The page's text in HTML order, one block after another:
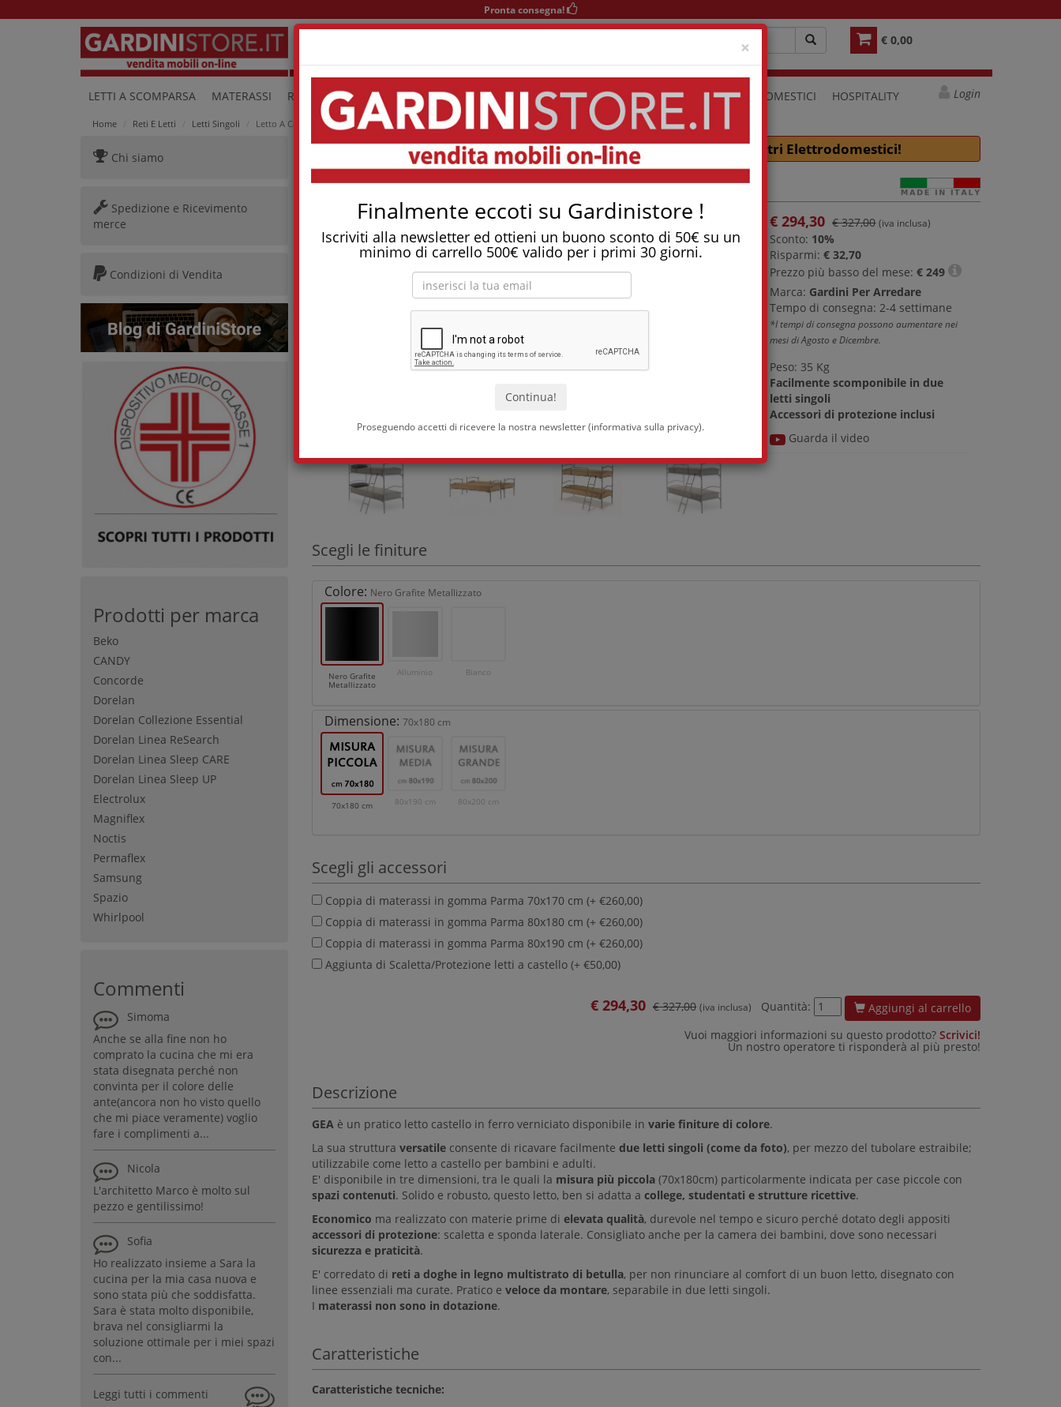
×
Finalmente eccoti su Gardinistore !
Iscriviti alla newsletter ed ottieni un buono sconto di 50€ su un
minimo di carrello 500€ valido per i primi 30 giorni.
Proseguendo accetti di ricevere la nostra newsletter (informativa sulla privacy).
Pronta consegna!
€ 0,00
LETTI A SCOMPARSA MATERASSI RETI E LETTI Area KIDS SOGGIORNO TAVOLI SEDIE COMPLEMENTI ELETTRODOMESTICI HOSPITALITY Login
Home Reti E Letti Letti Singoli Letto A Castello Scomponibile In Ferro Gea
Tostapane, tritatutto, aspirapolvere, friggitrice e molti altri Elettrodomestici!
Letto a castello scomponibile in ferro GEA
€294,30 € 327,00 (iva inclusa)
Sconto: 10%
Risparmi:€ 32,70
Prezzo più basso del mese:€249
Marca: Gardini Per Arredare
Tempo di consegna: 2-4 settimane
*I tempi di consegna possono aumentare nei
mesi di Agosto e Dicembre.
Peso: 35 Kg
Facilmente scomponibile in due
letti singoli
Accessori di protezione inclusi
Guarda il video
Scegli le finiture
Colore: Nero Grafite Metallizzato
Nero Grafite
Metallizzato
Alluminio Bianco
Dimensione: 70x180 cm
70x180 cm 80x190 cm 80x200 cm
Scegli gli accessori
Coppia di materassi in gomma Parma 70x170 cm (+ €260,00)
Coppia di materassi in gomma Parma 80x180 cm (+ €260,00)
Coppia di materassi in gomma Parma 80x190 cm (+ €260,00)
Aggiunta di Scaletta/Protezione letti a castello (+ €50,00)
€ 294,30 € 327,00 (iva inclusa) Quantità:
Aggiungi al carrello
Vuoi maggiori informazioni su questo prodotto? Scrivici!
Un nostro operatore ti risponderà al più presto!
Descrizione
GEA è un pratico letto castello in ferro verniciato disponibile in varie finiture di colore.
La sua struttura versatile consente di ricavare facilmente due letti singoli (come da foto), per mezzo del tubolare estraibile;
utilizzabile come letto a castello per bambini e adulti.
E' disponibile in tre dimensioni, tra le quali la misura più piccola(70x180cm) particolarmente indicata per case piccole con
spazi contenuti. Solido e robusto, questo letto, ben si adatta a college, studentati e strutture ricettive.
Economico ma realizzato con materie prime di elevata qualità, durevole nel tempo e sicuro perché dotato degli appositi
accessori di protezione: scaletta e sponda laterale. Consigliato anche per la camera dei bambini, dove sono necessari
sicurezza e praticità.
E' corredato di reti a doghe in legno multistrato di betulla, per non rinunciare al comfort di un buon letto, disegnato con
linee essenziali ma curate. Pratico e veloce da montare, separabile in due letti singoli.
I materassi non sono in dotazione.
Caratteristiche
Caratteristiche tecniche:
Chi siamo
Spedizione e Ricevimento
merce
Condizioni di Vendita
Prodotti per marca
Beko
CANDY
Concorde
Dorelan
Dorelan Collezione Essential
Dorelan Linea ReSearch
Dorelan Linea Sleep CARE
Dorelan Linea Sleep UP
Electrolux
Magniflex
Noctis
Permaflex
Samsung
Spazio
Whirlpool
Commenti
Simoma
Anche se alla fine non ho
comprato la cucina che mi era
stata disegnata perché non
convinta per il colore delle
ante(ancora non ho visto quello
che mi piace veramente) voglio
fare i complimenti a...
Nicola
L'architetto Marco è molto sul
pezzo e gentilissimo!
Sofia
Ho realizzato insieme a Sara la
cucina per la mia casa nuova e
sono stata più che soddisfatta.
Sara è stata molto disponibile,
brava nel consigliarmi la
soluzione ottimale per i miei spazi
con...
Leggi tutti i commenti